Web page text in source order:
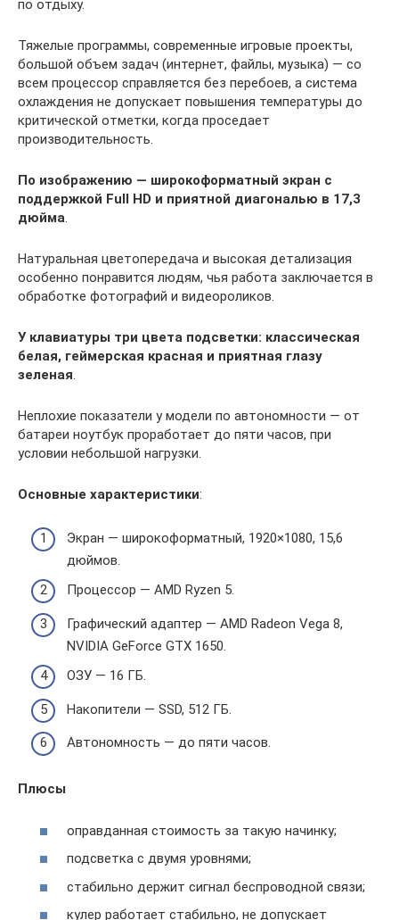
по отдыху.
Тяжелые программы, современные игровые проекты,
большой объем задач (интернет, файлы, музыка) — со
всем процессор справляется без перебоев, а система
охлаждения не допускает повышения температуры до
критической отметки, когда проседает
производительность.
По изображению — широкоформатный экран с
поддержкой Full HD и приятной диагональю в 17,3
дюйма.
Натуральная цветопередача и высокая детализация
особенно понравится людям, чья работа заключается в
обработке фотографий и видеороликов.
У клавиатуры три цвета подсветки: классическая
белая, геймерская красная и приятная глазу
зеленая.
Неплохие показатели у модели по автономности — от
батареи ноутбук проработает до пяти часов, при
условии небольшой нагрузки.
Основные характеристики:
Экран — широкоформатный, 1920×1080, 15,6
дюймов.
Процессор — AMD Ryzen 5.
Графический адаптер — AMD Radeon Vega 8,
NVIDIA GeForce GTX 1650.
ОЗУ — 16 ГБ.
Накопители — SSD, 512 ГБ.
Автономность — до пяти часов.
Плюсы
оправданная стоимость за такую начинку;
подсветка с двумя уровнями;
стабильно держит сигнал беспроводной связи;
кулер работает стабильно, не допускает